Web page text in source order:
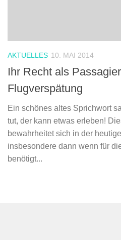
AKTUELLES 10. MAI 2014
Ihr Recht als
Flugverspätung
Ein schönes altes Sprichwort
tut, der kann etwas erleben!
bewahrheitet sich in der
insbesondere dann wenn für
benötigt...